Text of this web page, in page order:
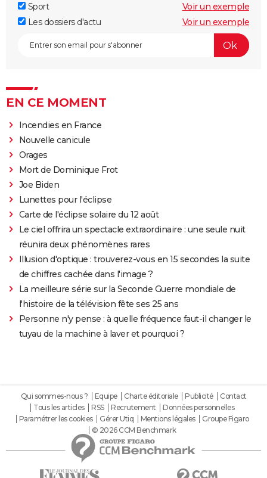
Sport
Voir un exemple
Les dossiers d'actu
Voir un exemple
EN CE MOMENT
Incendies en France
Nouvelle canicule
Orages
Mort de Dominique Frot
Joe Biden
Lunettes pour l'éclipse
Carte de l'éclipse solaire du 12 août
Le ciel offrira un spectacle extraordinaire : une seule nuit
réunira deux phénomènes rares
Illusion d'optique : trouverez-vous en 15 secondes la suite
de chiffres cachée dans l'image ?
La meilleure série sur la Seconde Guerre mondiale de
l'histoire de la télévision fête ses 25 ans
Personne n'y pense : à quelle fréquence faut-il changer le
tuyau de la machine à laver et pourquoi ?
Qui sommes-nous ? Equipe Charte éditoriale Publicité
Contact
Tous les articles
RSS Recrutement
Données personnelles
Paramétrer les cookies
Gérer Utiq Mentions légales
Groupe Figaro
© 2026 CCM Benchmark